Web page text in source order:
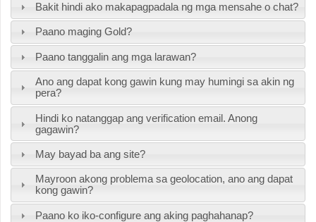
Bakit hindi ako makapagpadala ng mga mensahe o chat?
Paano maging Gold?
Paano tanggalin ang mga larawan?
Ano ang dapat kong gawin kung may humingi sa akin ng
pera?
Hindi ko natanggap ang verification email. Anong
gagawin?
May bayad ba ang site?
Mayroon akong problema sa geolocation, ano ang dapat
kong gawin?
Paano ko iko-configure ang aking paghahanap?